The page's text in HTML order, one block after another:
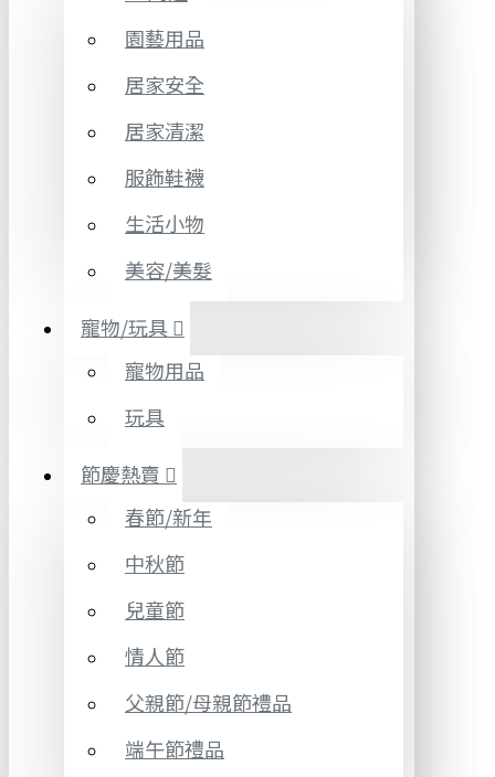
園藝用品
居家安全
居家清潔
服飾鞋襪
生活小物
美容/美髮
寵物/玩具
寵物用品
玩具
節慶熱賣
春節/新年
中秋節
兒童節
情人節
父親節/母親節禮品
端午節禮品